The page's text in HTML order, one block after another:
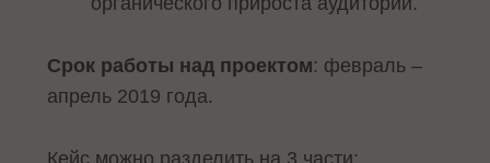
Срок работы над проектом: февраль –
апрель 2019 года.
Кейс можно разделить на 3 части: